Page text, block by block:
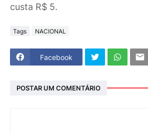
custa R$ 5.
Tags NACIONAL
Facebook
POSTAR UM COMENTÁRIO